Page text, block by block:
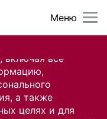
включая все
а также
целях и для
Меню